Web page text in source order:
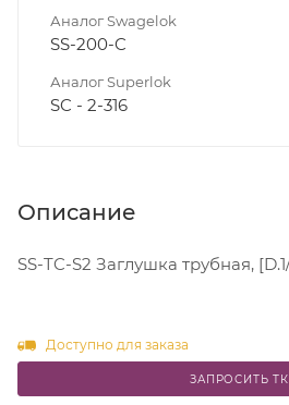
Аналог Swagelok
SS-200-C
Аналог Superlok
SC - 2-316
Описание
SS-TC-S2 Заглушка трубная,
Доступно для заказа
ЗАПРОСИТЬ